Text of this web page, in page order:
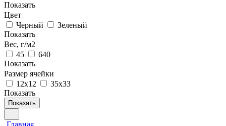
Показать
Цвет
Черный
Зеленый
Показать
Вес, г/м2
45
640
Показать
Размер ячейки
12х12
35х33
Показать
Показать
Главная